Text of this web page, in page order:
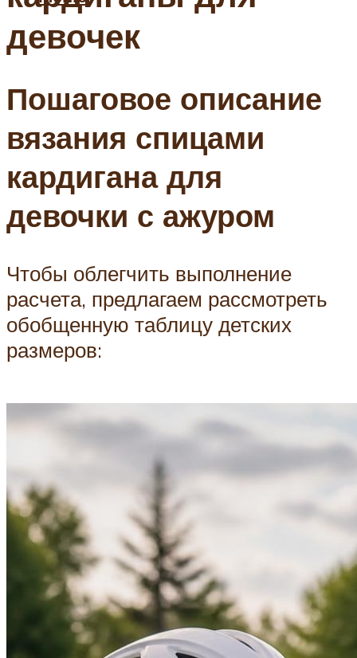
девочек
Пошаговое описание
вязания спицами
кардигана для
девочки с ажуром
Чтобы облегчить выполнение
расчета, предлагаем рассмотреть
обобщенную таблицу детских
размеров: